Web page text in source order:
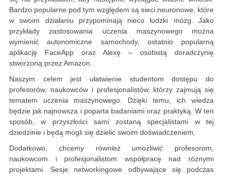
Bardzo popularne pod tym względem są sieci neuronowe, które
w swoim działaniu przypominają nieco ludzki mózg. Jako
przykłady zastosowania uczenia maszynowego można
wymienić autonomiczne samochody, ostatnio popularną
aplikację FaceApp oraz Alexę – osobistą doradczynię
stworzoną przez Amazon.
Naszym celem jest ułatwienie studentom dostępu do
profesorów, naukowców i profesjonalistów, którzy zajmują się
tematem uczenia maszynowego. Dzięki temu, ich wiedza
będzie jak najnowsza i poparta badaniami oraz praktyką. W ten
sposób, w przyszłości sami zostaną specjalistami w tej
dziedzinie i będą mogli się dzielić swoim doświadczeniem.
Dodatkowo, chcemy również umożliwić profesorom,
naukowcom i profesjonalistom współpracę nad różnymi
projektami. Sesje networkingowe odbywające się podczas